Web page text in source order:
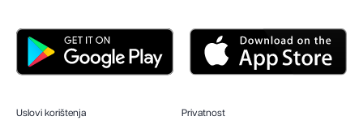
Uslovi korištenja Privatnost